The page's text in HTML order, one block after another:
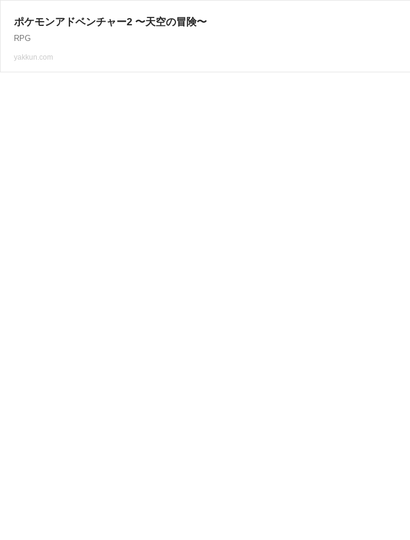
ポケモンアドベンチャー2 〜天空の冒険〜
RPG
yakkun.com